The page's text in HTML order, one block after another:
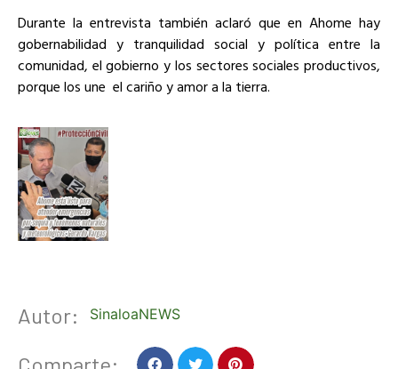
Durante la entrevista también aclaró que en Ahome hay
gobernabilidad y tranquilidad social y política entre la
comunidad, el gobierno y los sectores sociales productivos,
porque los une el cariño y amor a la tierra.
Autor: SinaloaNEWS